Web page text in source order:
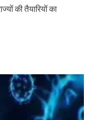
की तैयारियों का